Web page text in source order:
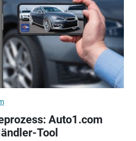
Auto1.com
Tool